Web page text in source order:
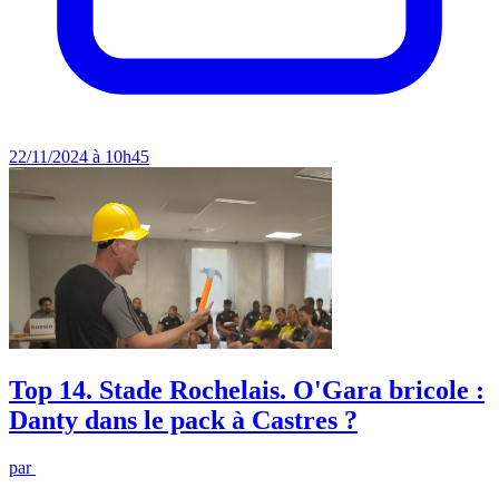
22/11/2024 à 10h45
Top 14. Stade Rochelais. O'Gara bricole :
Danty dans le pack à Castres ?
par